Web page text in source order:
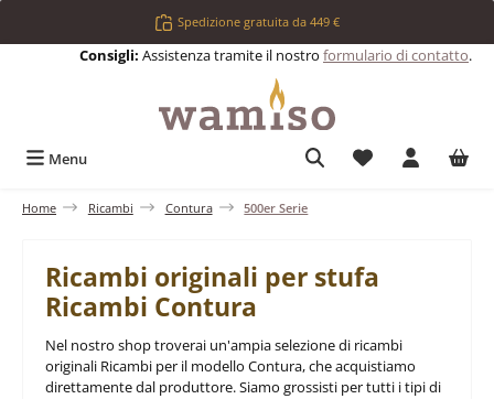
Passa al contenuto principaleSpedizione gratuita da 449 €
Consigli: Assistenza tramite il nostro formulario di contatto.
Menu Hai 0 articoli
Home Ricambi Contura 500er Serie
Ricambi originali per stufa
Ricambi Contura
Nel nostro shop troverai un'ampia selezione di ricambi
originali Ricambi per il modello Contura, che acquistiamo
direttamente dal produttore. Siamo grossisti per tutti i tipi di